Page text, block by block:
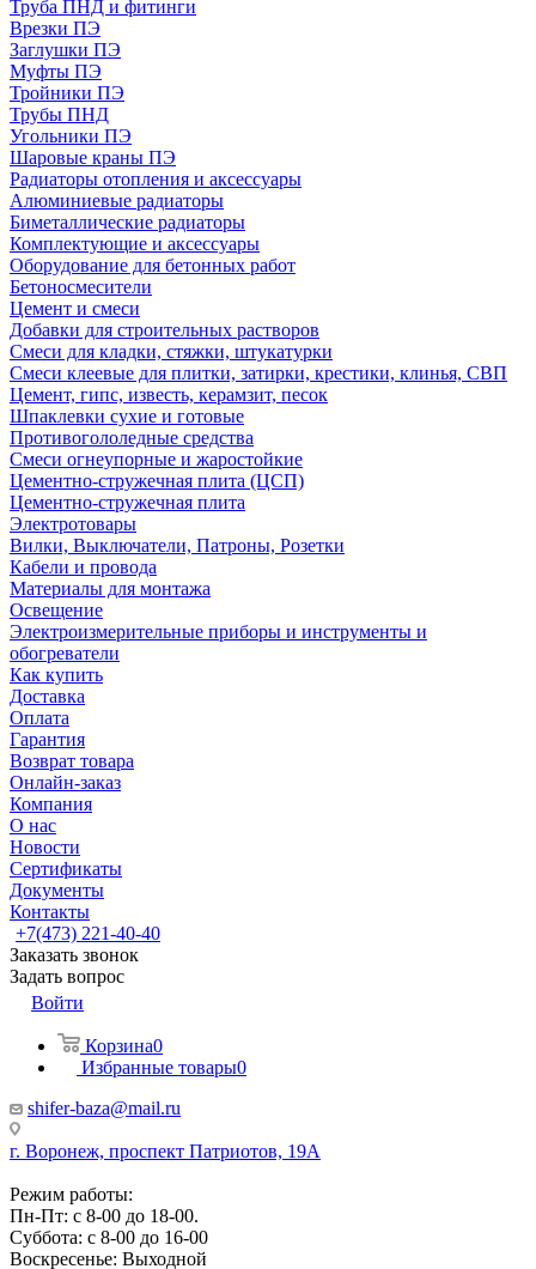
Труба ПНД и фитинги
Врезки ПЭ
Заглушки ПЭ
Муфты ПЭ
Тройники ПЭ
Трубы ПНД
Угольники ПЭ
Шаровые краны ПЭ
Радиаторы отопления и аксессуары
Алюминиевые радиаторы
Биметаллические радиаторы
Комплектующие и аксессуары
Оборудование для бетонных работ
Бетоносмесители
Цемент и смеси
Добавки для строительных растворов
Смеси для кладки, стяжки, штукатурки
Смеси клеевые для плитки, затирки, крестики, клинья, СВП
Цемент, гипс, известь, керамзит, песок
Шпаклевки сухие и готовые
Противогололедные средства
Смеси огнеупорные и жаростойкие
Цементно-стружечная плита (ЦСП)
Цементно-стружечная плита
Электротовары
Вилки, Выключатели, Патроны, Розетки
Кабели и провода
Материалы для монтажа
Освещение
Электроизмерительные приборы и инструменты и
обогреватели
Как купить
Доставка
Оплата
Гарантия
Возврат товара
Онлайн-заказ
Компания
О нас
Новости
Сертификаты
Документы
Контакты
+7(473) 221-40-40
Заказать звонок
Задать вопрос
Войти
Корзина0
Избранные товары0
shifer-baza@mail.ru
г. Воронеж, проспект Патриотов, 19А
Режим работы:
Пн-Пт: с 8-00 до 18-00.
Суббота: с 8-00 до 16-00
Воскресенье: Выходной